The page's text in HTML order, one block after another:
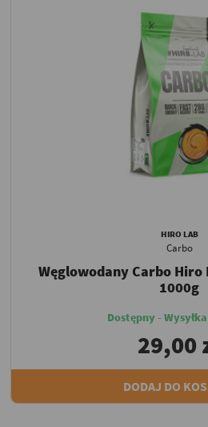
HIRO LAB
Carbo
Węglowodany Carbo Hiro
1000g
Dostępny -
29,00
DODAJ DO